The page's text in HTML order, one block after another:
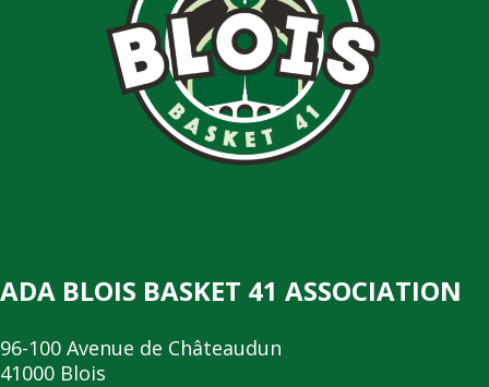
ADA BLOIS BASKET 41 ASSOCIATION
96-100 Avenue de Châteaudun
41000 Blois